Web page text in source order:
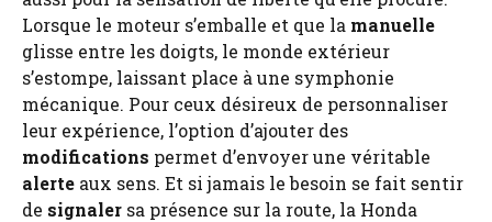
Lorsque le moteur s’emballe et que la manuelle
glisse entre les doigts, le monde extérieur
s’estompe, laissant place à une symphonie
mécanique. Pour ceux désireux de personnaliser
leur expérience, l’option d’ajouter des
modifications permet d’envoyer une véritable
alerte aux sens. Et si jamais le besoin se fait sentir
de signaler sa présence sur la route, la Honda